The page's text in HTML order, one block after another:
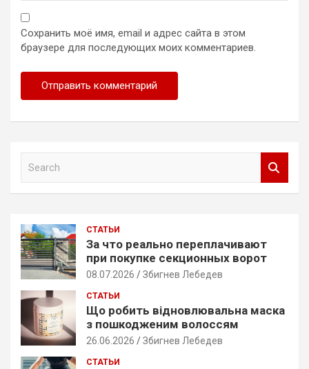
Сохранить моё имя, email и адрес сайта в этом
браузере для последующих моих комментариев.
h
СТАТЬИ
За что реально переплачивают
при покупке секционных ворот
08.07.2026 Збигнев Лебедев
СТАТЬИ
Що робить відновлювальна маска
з пошкодженим волоссям
26.06.2026 Збигнев Лебедев
СТАТЬИ